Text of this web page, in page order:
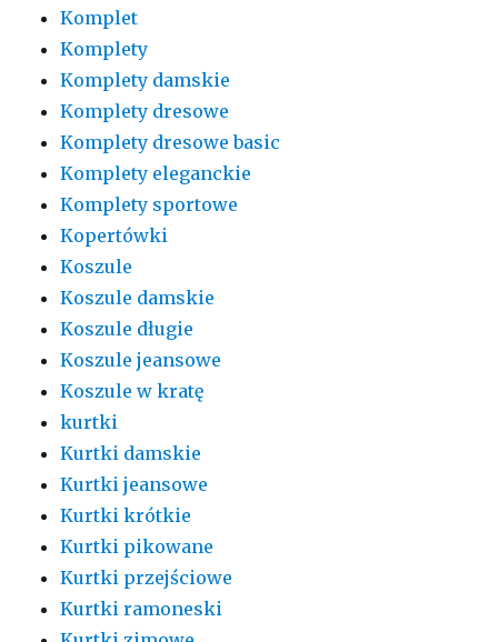
Komplet
Komplety
Komplety damskie
Komplety dresowe
Komplety dresowe basic
Komplety eleganckie
Komplety sportowe
Kopertówki
Koszule
Koszule damskie
Koszule długie
Koszule jeansowe
Koszule w kratę
kurtki
Kurtki damskie
Kurtki jeansowe
Kurtki krótkie
Kurtki pikowane
Kurtki przejściowe
Kurtki ramoneski